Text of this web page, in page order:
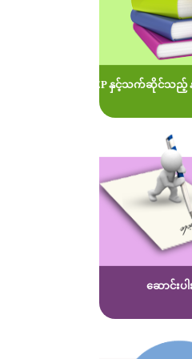
MOEP နှင့်သက်ဆိုင်သည့် န
ဆောင်းပါ